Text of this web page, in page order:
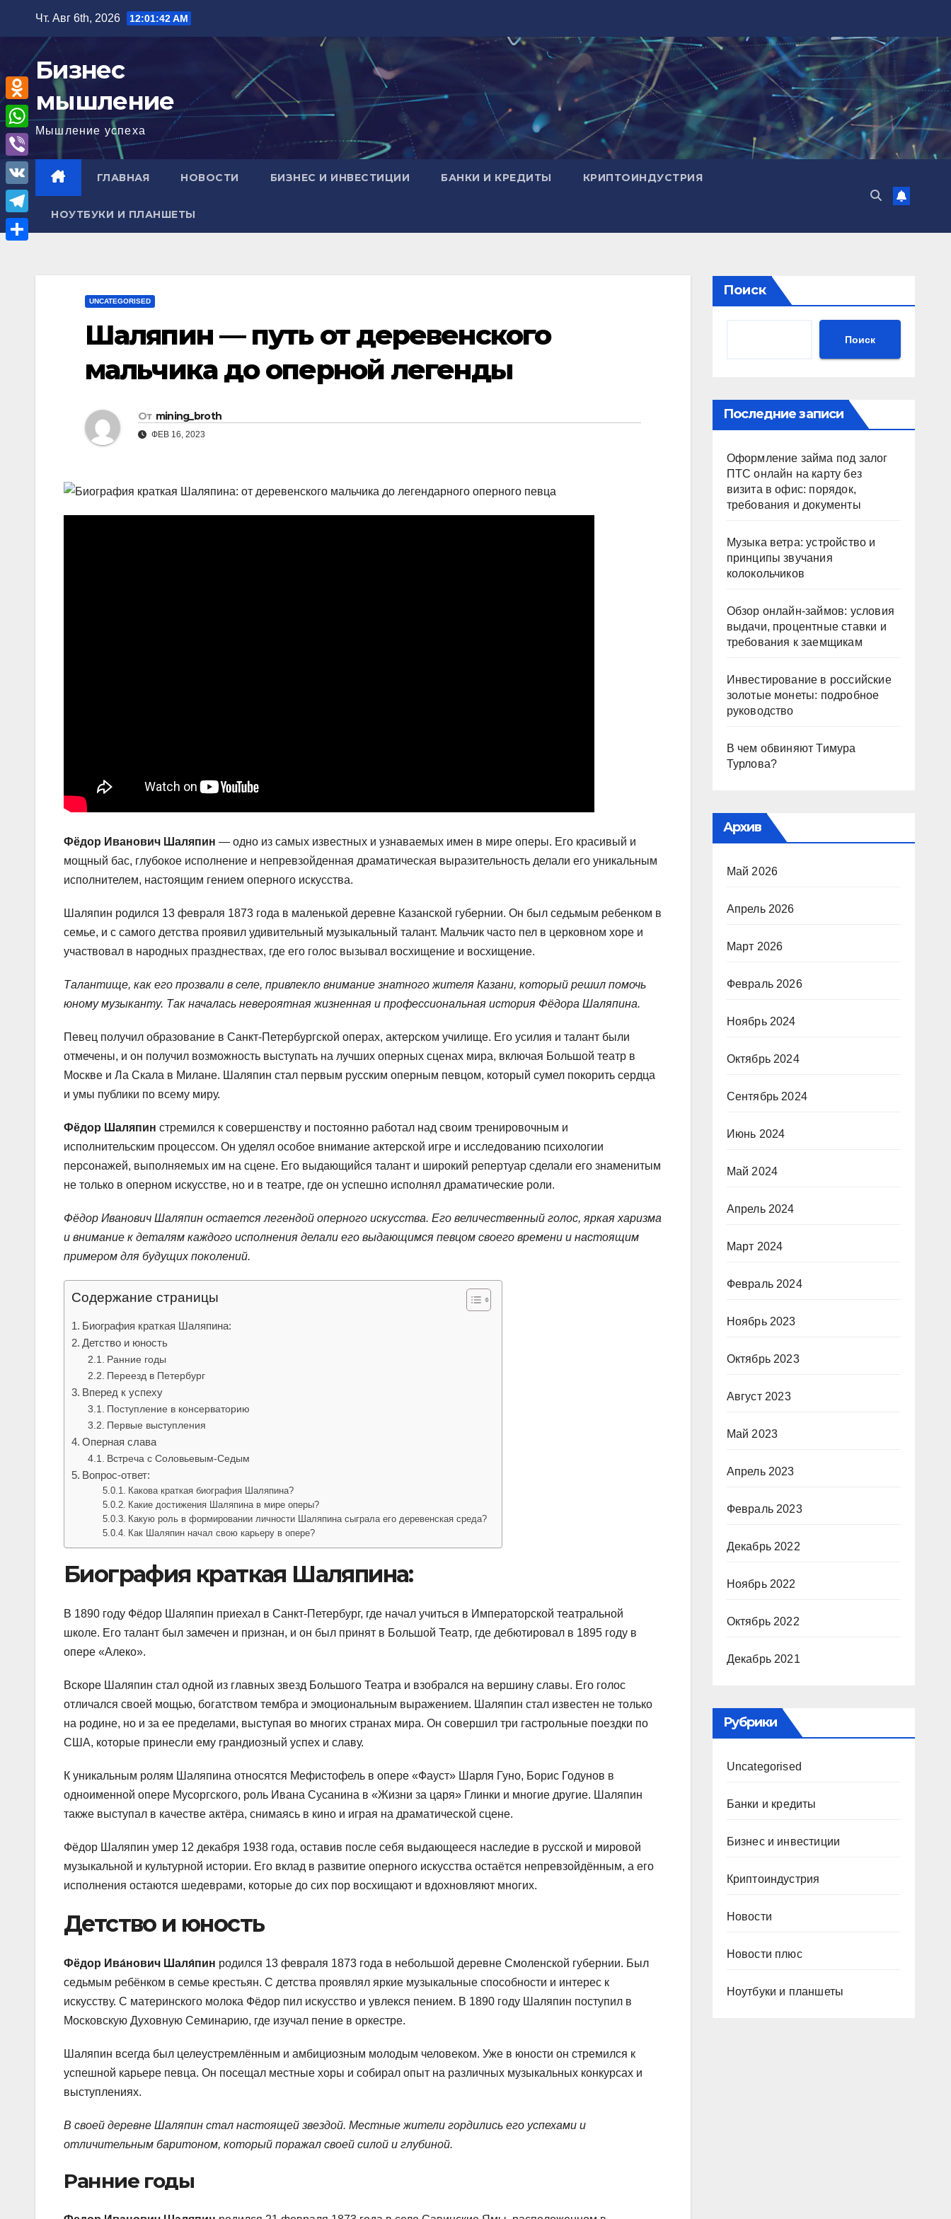
содержимому
Чт. Авг 6th, 2026 12:01:43 AM
Бизнес
мышление
Мышление успеха
ГЛАВНАЯ НОВОСТИ БИЗНЕС И ИНВЕСТИЦИИ БАНКИ И КРЕДИТЫ КРИПТОИНДУСТРИЯ
НОУТБУКИ И ПЛАНШЕТЫ
UNCATEGORISED
Шаляпин — путь от деревенского
мальчика до оперной легенды
От mining_broth
ФЕВ 16, 2023
Фёдор Иванович Шаляпин — одно из самых известных и узнаваемых имен в мире оперы. Его красивый и
мощный бас, глубокое исполнение и непревзойденная драматическая выразительность делали его уникальным
исполнителем, настоящим гением оперного искусства.
Шаляпин родился 13 февраля 1873 года в маленькой деревне Казанской губернии. Он был седьмым ребенком в
семье, и с самого детства проявил удивительный музыкальный талант. Мальчик часто пел в церковном хоре и
участвовал в народных празднествах, где его голос вызывал восхищение и восхищение.
Талантище, как его прозвали в селе, привлекло внимание знатного жителя Казани, который решил помочь
юному музыканту. Так началась невероятная жизненная и профессиональная история Фёдора Шаляпина.
Певец получил образование в Санкт-Петербургской операх, актерском училище. Его усилия и талант были
отмечены, и он получил возможность выступать на лучших оперных сценах мира, включая Большой театр в
Москве и Ла Скала в Милане. Шаляпин стал первым русским оперным певцом, который сумел покорить сердца
и умы публики по всему миру.
Фёдор Шаляпин стремился к совершенству и постоянно работал над своим тренировочным и
исполнительским процессом. Он уделял особое внимание актерской игре и исследованию психологии
персонажей, выполняемых им на сцене. Его выдающийся талант и широкий репертуар сделали его знаменитым
не только в оперном искусстве, но и в театре, где он успешно исполнял драматические роли.
Фёдор Иванович Шаляпин остается легендой оперного искусства. Его величественный голос, яркая харизма
и внимание к деталям каждого исполнения делали его выдающимся певцом своего времени и настоящим
примером для будущих поколений.
Содержание страницы
Биография краткая Шаляпина:
Детство и юность
Ранние годы
Переезд в Петербург
Вперед к успеху
Поступление в консерваторию
Первые выступления
Оперная слава
Встреча с Соловьевым-Седым
Вопрос-ответ:
Какова краткая биография Шаляпина?
Какие достижения Шаляпина в мире оперы?
Какую роль в формировании личности Шаляпина сыграла его деревенская среда?
Как Шаляпин начал свою карьеру в опере?
Биография краткая Шаляпина:
В 1890 году Фёдор Шаляпин приехал в Санкт-Петербург, где начал учиться в Императорской театральной
школе. Его талант был замечен и признан, и он был принят в Большой Театр, где дебютировал в 1895 году в
опере «Алеко».
Вскоре Шаляпин стал одной из главных звезд Большого Театра и взобрался на вершину славы. Его голос
отличался своей мощью, богатством тембра и эмоциональным выражением. Шаляпин стал известен не только
на родине, но и за ее пределами, выступая во многих странах мира. Он совершил три гастрольные поездки по
США, которые принесли ему грандиозный успех и славу.
К уникальным ролям Шаляпина относятся Мефистофель в опере «Фауст» Шарля Гуно, Борис Годунов в
одноименной опере Мусоргского, роль Ивана Сусанина в «Жизни за царя» Глинки и многие другие. Шаляпин
также выступал в качестве актёра, снимаясь в кино и играя на драматической сцене.
Фёдор Шаляпин умер 12 декабря 1938 года, оставив после себя выдающееся наследие в русской и мировой
музыкальной и культурной истории. Его вклад в развитие оперного искусства остаётся непревзойдённым, а его
исполнения остаются шедеврами, которые до сих пор восхищают и вдохновляют многих.
Детство и юность
Фёдор Ива́нович Шаля́пин родился 13 февраля 1873 года в небольшой деревне Смоленской губернии. Был
седьмым ребёнком в семье крестьян. С детства проявлял яркие музыкальные способности и интерес к
искусству. С материнского молока Фёдор пил искусство и увлекся пением. В 1890 году Шаляпин поступил в
Московскую Духовную Семинарию, где изучал пение в оркестре.
Шаляпин всегда был целеустремлённым и амбициозным молодым человеком. Уже в юности он стремился к
успешной карьере певца. Он посещал местные хоры и собирал опыт на различных музыкальных конкурсах и
выступлениях.
В своей деревне Шаляпин стал настоящей звездой. Местные жители гордились его успехами и
отличительным баритоном, который поражал своей силой и глубиной.
Ранние годы
Поиск
Поиск
Последние записи
Оформление займа под залог
ПТС онлайн на карту без
визита в офис: порядок,
требования и документы
Музыка ветра: устройство и
принципы звучания
колокольчиков
Обзор онлайн-займов: условия
выдачи, процентные ставки и
требования к заемщикам
Инвестирование в российские
золотые монеты: подробное
руководство
В чем обвиняют Тимура
Турлова?
Архив
Май 2026
Апрель 2026
Март 2026
Февраль 2026
Ноябрь 2024
Октябрь 2024
Сентябрь 2024
Июнь 2024
Май 2024
Апрель 2024
Март 2024
Февраль 2024
Ноябрь 2023
Октябрь 2023
Август 2023
Май 2023
Апрель 2023
Февраль 2023
Декабрь 2022
Ноябрь 2022
Октябрь 2022
Декабрь 2021
Рубрики
Uncategorised
Банки и кредиты
Бизнес и инвестиции
Криптоиндустрия
Новости
Новости плюс
Ноутбуки и планшеты
O
d
n
o
k
l
W
h
a
s
V
i
b
e
V
K
T